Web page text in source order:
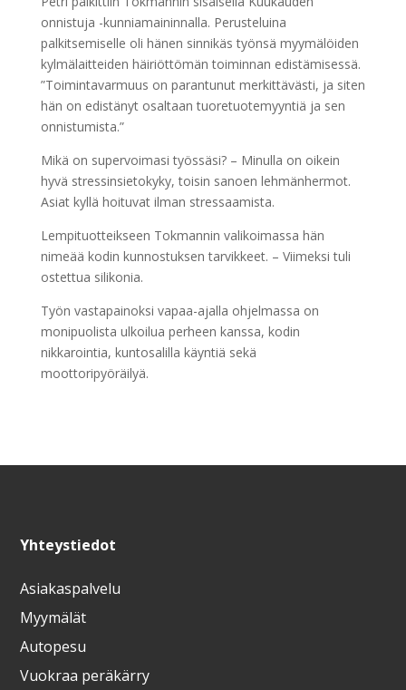
onnistuja -kunniamaininnalla. Perusteluina
palkitsemiselle oli hänen sinnikäs työnsä myymälöiden
kylmälaitteiden häiriöttömän toiminnan edistämisessä.
”Toimintavarmuus on parantunut merkittävästi, ja siten
hän on edistänyt osaltaan tuoretuotemyyntiä ja sen
onnistumista.”
Mikä on supervoimasi työssäsi? – Minulla on oikein
hyvä stressinsietokyky, toisin sanoen lehmänhermot.
Asiat kyllä hoituvat ilman stressaamista.
Lempituotteikseen Tokmannin valikoimassa hän
nimeää kodin kunnostuksen tarvikkeet. – Viimeksi tuli
ostettua silikonia.
Työn vastapainoksi vapaa-ajalla ohjelmassa on
monipuolista ulkoilua perheen kanssa, kodin
nikkarointia, kuntosalilla käyntiä sekä
moottoripyöräilyä.
Yhteystiedot
Asiakaspalvelu
Myymälät
Autopesu
Vuokraa peräkärry